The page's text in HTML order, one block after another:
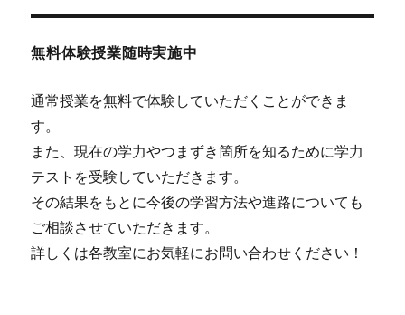
無料体験授業随時実施中
通常授業を無料で体験していただくことができま
す。
また、現在の学力やつまずき箇所を知るために学力
テストを受験していただきます。
その結果をもとに今後の学習方法や進路についても
ご相談させていただきます。
詳しくは各教室にお気軽にお問い合わせください！